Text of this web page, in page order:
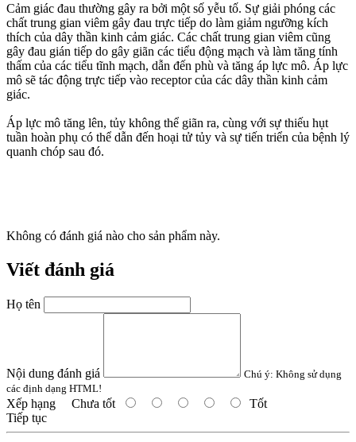
Cảm giác đau thường gây ra bởi một số yễu tố. Sự giải phóng các
chất trung gian viêm gây đau trực tiếp do làm giảm ngưỡng kích
thích của dây thần kinh cảm giác. Các chất trung gian viêm cũng
gây đau gián tiếp do gây giãn các tiểu động mạch và làm tăng tính
thấm của các tiểu tĩnh mạch, dẫn đến phù và tăng áp lực mô. Áp lực
mô sẽ tác động trực tiếp vào receptor của các dây thần kinh cảm
giác.
Áp lực mô tăng lên, tủy không thể giãn ra, cùng với sự thiếu hụt
tuần hoàn phụ có thể dẫn đến hoại tử tủy và sự tiến triển của bệnh lý
quanh chóp sau đó.
Không có đánh giá nào cho sản phẩm này.
Viết đánh giá
Họ tên
Nội dung đánh giá Chú ý: Không sử dụng
các định dạng HTML!
Xếp hạng Chưa tốt
Tốt
Tiếp tục